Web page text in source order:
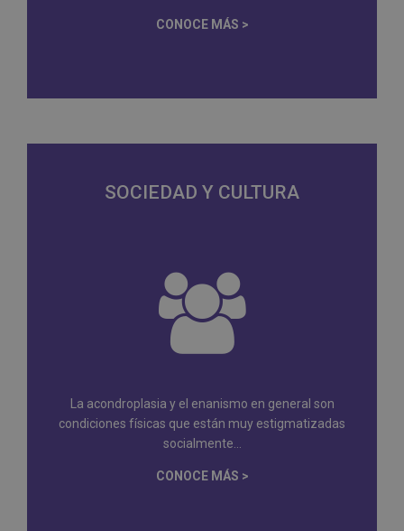
CONOCE MÁS >
SOCIEDAD Y CULTURA
La acondroplasia y el enanismo en general son
condiciones físicas que están muy estigmatizadas
socialmente...
CONOCE MÁS >